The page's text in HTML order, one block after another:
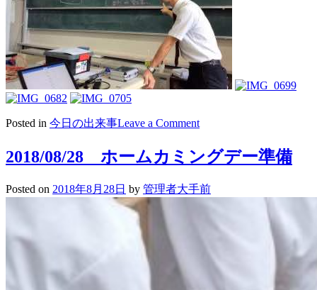
Posted in 今日の出来事Leave a Commenton
礼・
Speech
2018/08/28 ホームカミングデー準備
Posted on 2018年8月28日 by 管理者大手前